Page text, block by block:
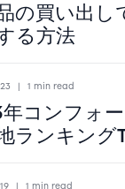
の買い出し
る方法
| 1 min read
コンフォ
ランキング
| 1 min read